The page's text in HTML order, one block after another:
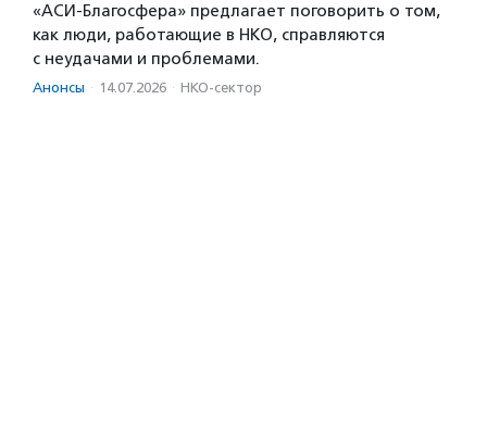
«АСИ-Благосфера» предлагает поговорить о том,
как люди, работающие в НКО, справляются
с неудачами и проблемами.
Анонсы · 14.07.2026 · НКО-сектор